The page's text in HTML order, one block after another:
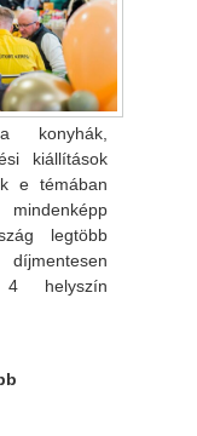
konyhák,
kiállítások
e témában
legtöbb
4 helyszín